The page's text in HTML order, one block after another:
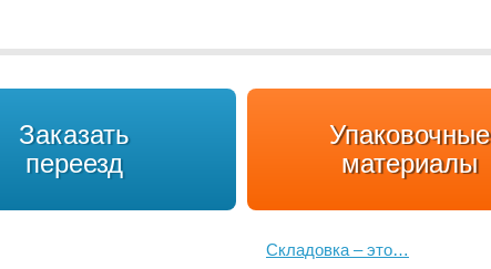
Заказать
переезд
Упаковочные
материалы
Складовка – это…